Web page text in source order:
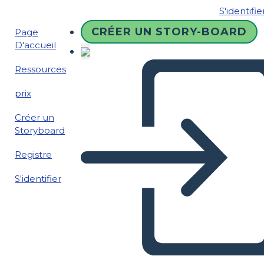
Page
D'accueil
Ressources
prix
Créer un
Storyboard
Registre
S'identifier
CRÉER UN STORY-BOARD